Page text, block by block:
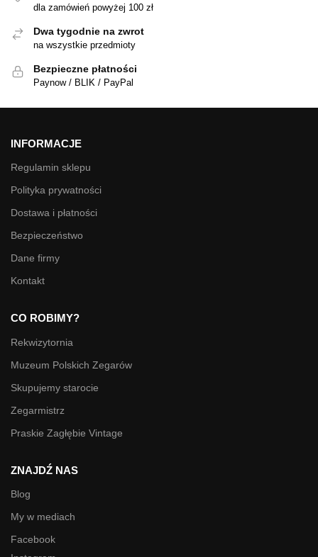
dla zamówień powyżej 100 zł
Dwa tygodnie na zwrot
na wszystkie przedmioty
Bezpieczne płatności
Paynow / BLIK / PayPal
INFORMACJE
Regulamin sklepu
Polityka prywatności
Dostawa i płatności
Bezpieczeństwo
Dane firmy
Kontakt
CO ROBIMY?
Rekwizytornia
Muzeum Polskich Zegarów
Skupujemy starocie
Zegarmistrz
Praskie Zagłębie Vintage
ZNAJDŹ NAS
Blog
My w mediach
Facebook